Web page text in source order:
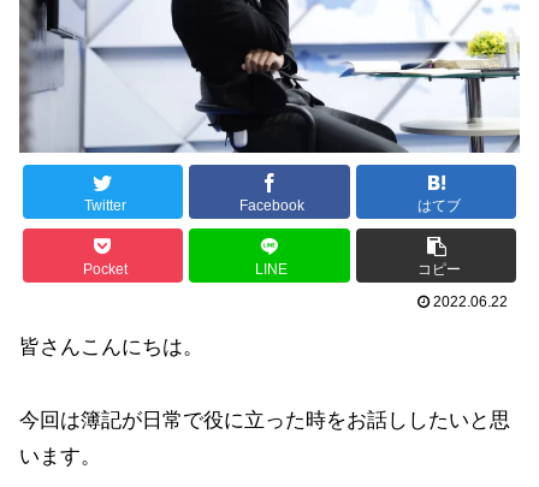
Twitter Facebook はてブ
Pocket LINE
コピー
2022.06.22
皆さんこんにちは。
今回は簿記が日常で役に立った時をお話ししたいと思
います。